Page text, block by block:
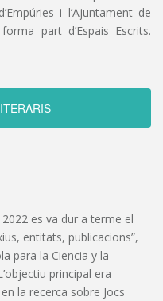
i l’Ajuntament de
part d’Espais Escrits.
es va dur a terme el
entitats, publicacions”,
para la Ciencia y la
principal era
la recerca sobre Jocs